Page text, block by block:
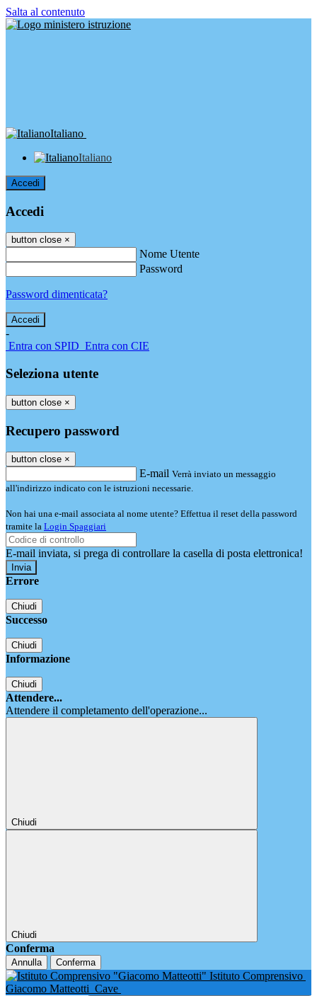
Salta al contenuto
Italiano
Italiano
Accedi
Accedi
button close ×
Nome Utente
Password
Password dimenticata?
-
Entra con SPID Entra con CIE
Seleziona utente
button close ×
Recupero password
button close ×
E-mail Verrà inviato un messaggio
all'indirizzo indicato con le istruzioni necessarie.
Non hai una e-mail associata al nome utente? Effettua il reset della password
tramite la Login Spaggiari
E-mail inviata, si prega di controllare la casella di posta elettronica!
Errore
Chiudi
Successo
Chiudi
Informazione
Chiudi
Attendere...
Attendere il completamento dell'operazione...
Chiudi
Chiudi
Conferma
Annulla Conferma
Istituto Comprensivo
Giacomo Matteotti Cave